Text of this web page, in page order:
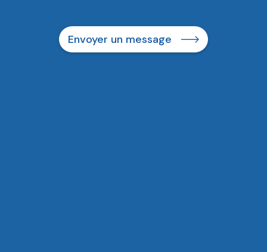
Envoyer un message